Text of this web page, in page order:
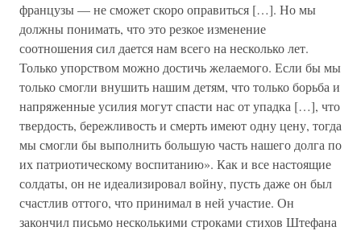
французы — не сможет скоро оправиться […]. Но мы
должны понимать, что это резкое изменение
соотношения сил дается нам всего на несколько лет.
Только упорством можно достичь желаемого. Если бы мы
только смогли внушить нашим детям, что только борьба и
напряженные усилия могут спасти нас от упадка […], что
твердость, бережливость и смерть имеют одну цену, тогда
мы смогли бы выполнить большую часть нашего долга по
их патриотическому воспитанию». Как и все настоящие
солдаты, он не идеализировал войну, пусть даже он был
счастлив оттого, что принимал в ней участие. Он
закончил письмо несколькими строками стихов Штефана